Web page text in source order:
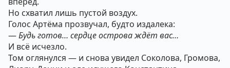
Но схватил лишь пустой воздух.
Голос Артёма прозвучал, будто издалека:
—Будь готов… сердце острова ждёт вас…
И всё исчезло.
Том оглянулся — и снова увидел Соколова, Громова,